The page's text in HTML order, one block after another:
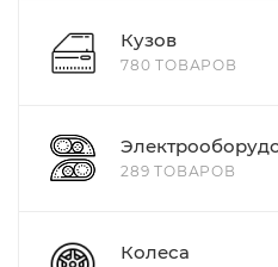
Кузов
780 ТОВАРОВ
289 ТОВАРОВ
Колеса